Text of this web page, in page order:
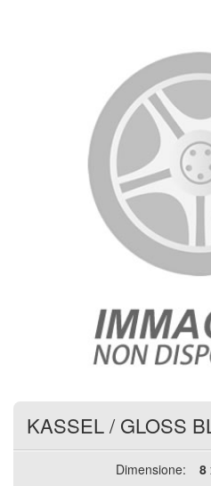
KASSEL/ GLOSS
Dimensione:
8